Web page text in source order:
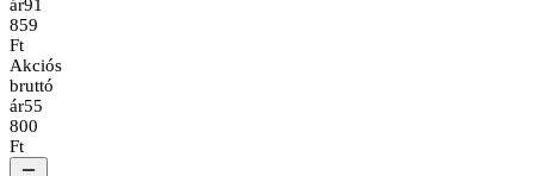
ár91
859
Ft
Akciós
bruttó
ár55
800
Ft